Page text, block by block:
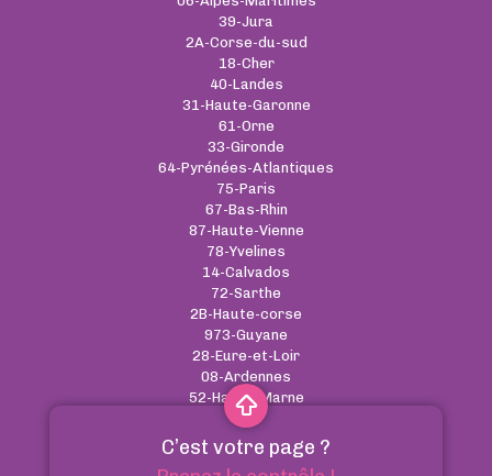
C’est votre page ?
39-Jura
2A-Corse-du-sud
18-Cher
40-Landes
31-Haute-Garonne
61-Orne
33-Gironde
64-Pyrénées-Atlantiques
75-Paris
67-Bas-Rhin
87-Haute-Vienne
78-Yvelines
14-Calvados
72-Sarthe
2B-Haute-corse
973-Guyane
28-Eure-et-Loir
08-Ardennes
52-Haute-Marne
RGPD -Contact